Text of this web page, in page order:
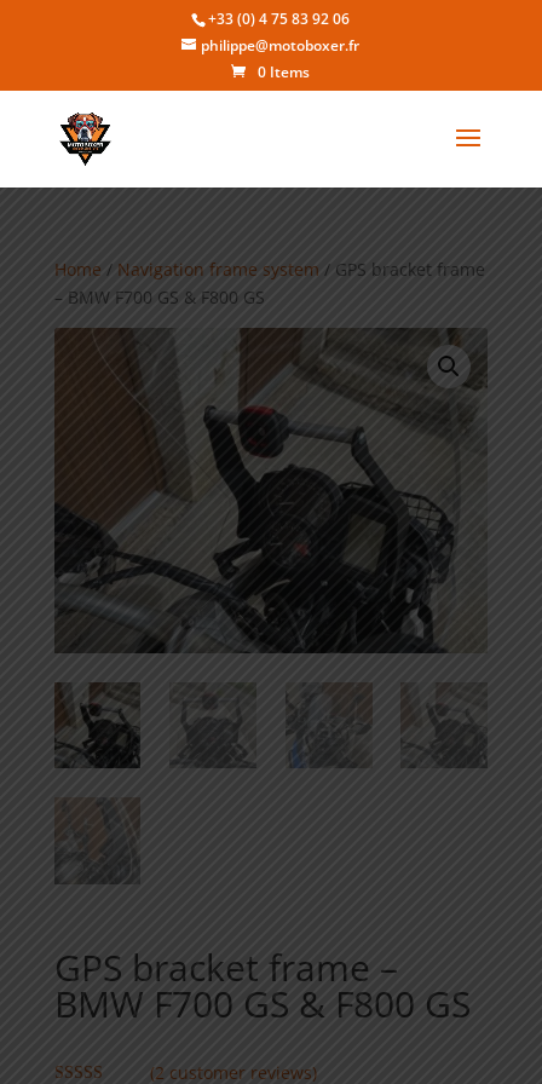
+33 (0) 4 75 83 92 06
philippe@motoboxer.fr
0 Items
Home / Navigation frame system / GPS bracket frame
– BMW F700 GS & F800 GS
GPS bracket frame –
BMW F700 GS & F800 GS
(2 customer reviews)